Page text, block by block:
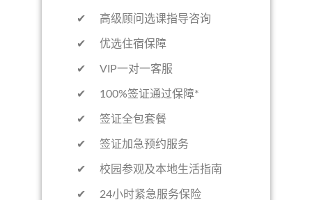
✔ 高级顾问选课指导咨询
✔ 优选住宿保障
✔ VIP一对一客服
✔ 100%签证通过保障*
✔ 签证全包套餐
✔ 签证加急预约服务
✔ 校园参观及本地生活指南
✔ 24小时紧急服务保险